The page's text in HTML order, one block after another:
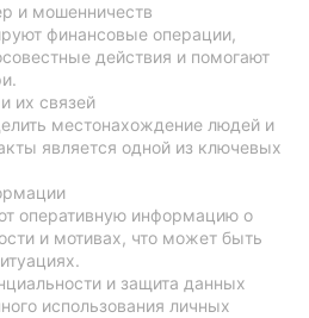
и мошенничеств
финансовые операции,
действия и помогают
их связей
местонахождение людей и
является одной из ключевых
оперативную информацию о
и мотивах, что может быть
и защита данных
использования личных